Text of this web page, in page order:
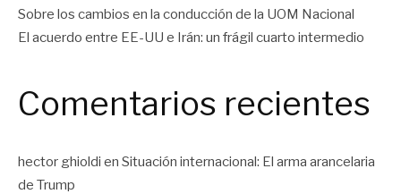
Sobre los cambios en la conducción de la UOM Nacional
El acuerdo entre EE-UU e Irán: un frágil cuarto intermedio
Comentarios recientes
hector ghioldi en Situación internacional: El arma arancelaria
de Trump